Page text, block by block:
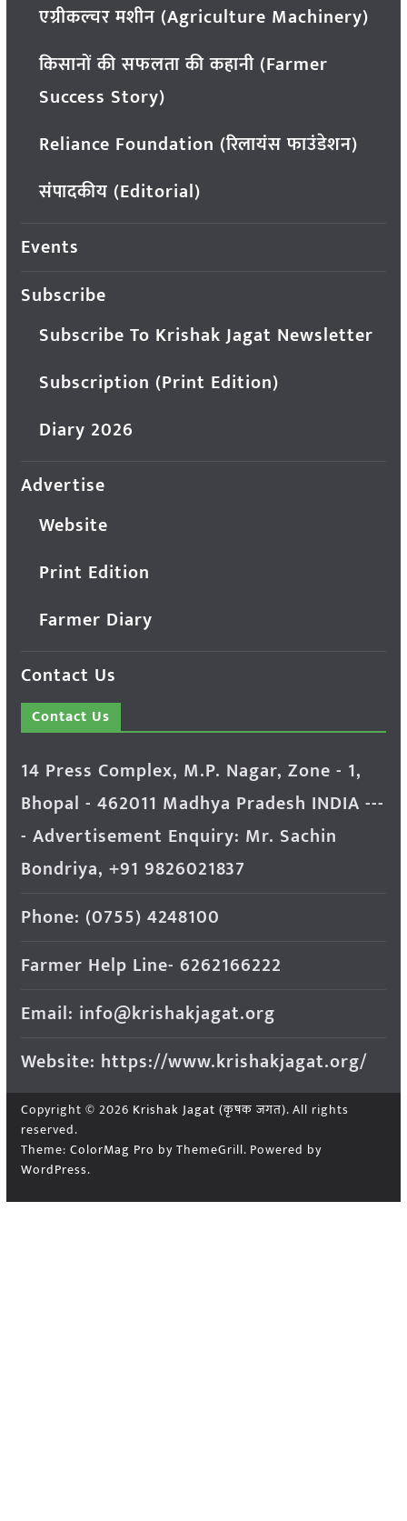
एग्रीकल्चर मशीन (Agriculture Machinery)
किसानों की सफलता की कहानी (Farmer
Success Story)
Reliance Foundation (रिलायंस फाउंडेशन)
संपादकीय (Editorial)
Events
Subscribe
Subscribe To Krishak Jagat Newsletter
Subscription (Print Edition)
Diary 2026
Advertise
Website
Print Edition
Farmer Diary
Contact Us
Contact Us
14 Press Complex, M.P. Nagar, Zone - 1,
Bhopal - 462011 Madhya Pradesh INDIA ---
- Advertisement Enquiry: Mr. Sachin
Bondriya, +91 9826021837
Phone: (0755) 4248100
Farmer Help Line- 6262166222
Email: info@krishakjagat.org
Website: https://www.krishakjagat.org/
Copyright © 2026 Krishak Jagat (कृषक जगत). All rights
reserved.
Theme: ColorMag Pro by ThemeGrill. Powered by
WordPress.